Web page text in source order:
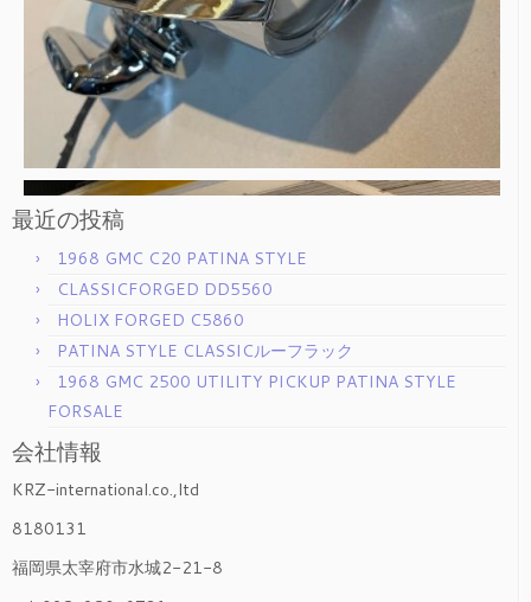
最近の投稿
1968 GMC C20 PATINA STYLE
CLASSICFORGED DD5560
HOLIX FORGED C5860
PATINA STYLE CLASSICルーフラック
1968 GMC 2500 UTILITY PICKUP PATINA STYLE
FORSALE
会社情報
KRZ-international.co.,ltd
8180131
福岡県太宰府市水城2-21-8